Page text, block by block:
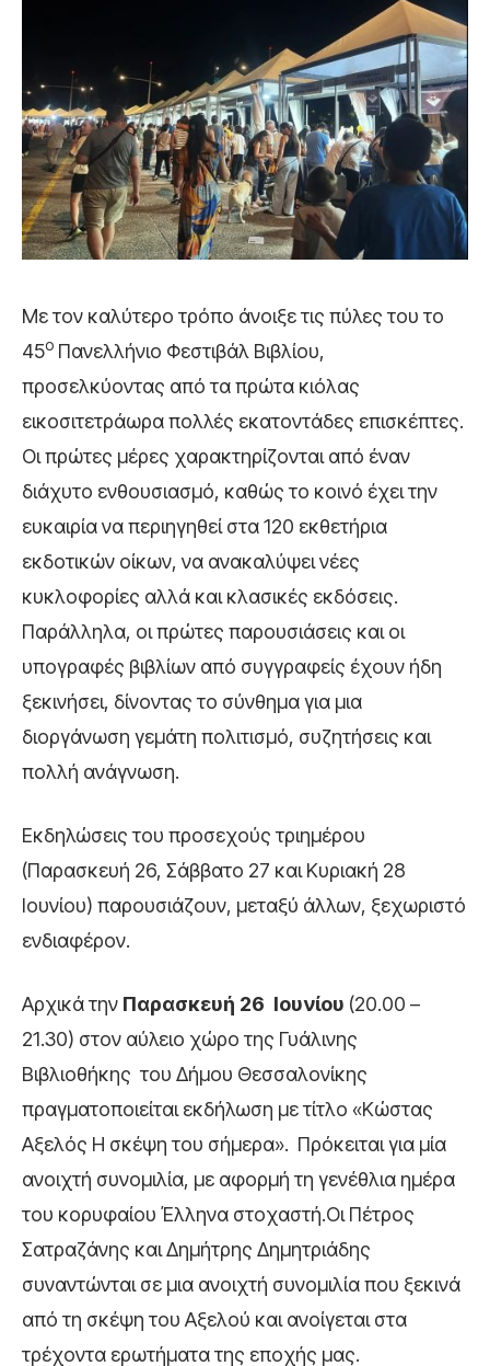
Με τον καλύτερο τρόπο άνοιξε τις πύλες του το
45ο Πανελλήνιο Φεστιβάλ Βιβλίου,
προσελκύοντας από τα πρώτα κιόλας
εικοσιτετράωρα πολλές εκατοντάδες επισκέπτες.
Οι πρώτες μέρες χαρακτηρίζονται από έναν
διάχυτο ενθουσιασμό, καθώς το κοινό έχει την
ευκαιρία να περιηγηθεί στα 120 εκθετήρια
εκδοτικών οίκων, να ανακαλύψει νέες
κυκλοφορίες αλλά και κλασικές εκδόσεις.
Παράλληλα, οι πρώτες παρουσιάσεις και οι
υπογραφές βιβλίων από συγγραφείς έχουν ήδη
ξεκινήσει, δίνοντας το σύνθημα για μια
διοργάνωση γεμάτη πολιτισμό, συζητήσεις και
πολλή ανάγνωση.
Εκδηλώσεις του προσεχούς τριημέρου
(Παρασκευή 26, Σάββατο 27 και Κυριακή 28
Ιουνίου) παρουσιάζουν, μεταξύ άλλων, ξεχωριστό
ενδιαφέρον.
Αρχικά την Παρασκευή 26 Ιουνίου (20.00 –
21.30) στον αύλειο χώρο της Γυάλινης
Βιβλιοθήκης του Δήμου Θεσσαλονίκης
πραγματοποιείται εκδήλωση με τίτλο «Κώστας
Αξελός Η σκέψη του σήμερα». Πρόκειται για μία
ανοιχτή συνομιλία, με αφορμή τη γενέθλια ημέρα
του κορυφαίου Έλληνα στοχαστή.Οι Πέτρος
Σατραζάνης και Δημήτρης Δημητριάδης
συναντώνται σε μια ανοιχτή συνομιλία που ξεκινά
από τη σκέψη του Αξελού και ανοίγεται στα
τρέχοντα ερωτήματα της εποχής μας.